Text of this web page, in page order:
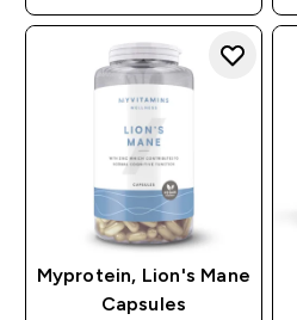
Myprotein, Lion's Mane
Capsules